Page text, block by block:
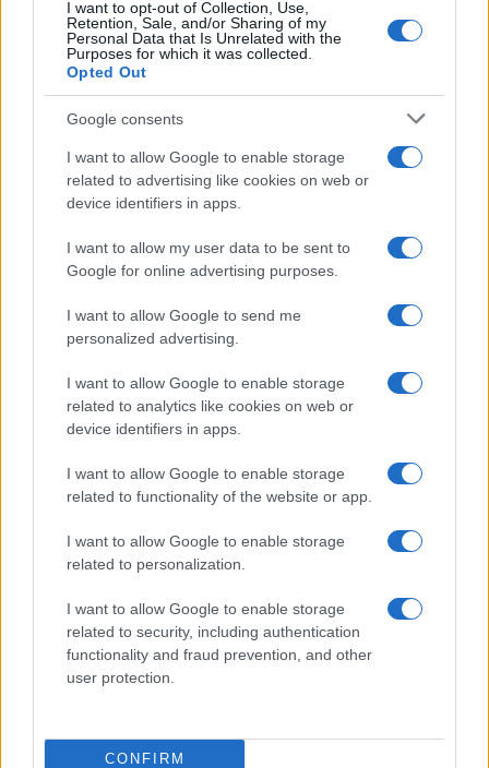
I want to opt-out of Collection, Use,
Retention, Sale, and/or Sharing of my
Personal Data that Is Unrelated with the
Purposes for which it was collected.
Opted Out
Google consents
I want to allow Google to enable storage
related to advertising like cookies on web or
device identifiers in apps.
I want to allow my user data to be sent to
Google for online advertising purposes.
I want to allow Google to send me
personalized advertising.
I want to allow Google to enable storage
related to analytics like cookies on web or
device identifiers in apps.
I want to allow Google to enable storage
related to functionality of the website or app.
I want to allow Google to enable storage
related to personalization.
I want to allow Google to enable storage
related to security, including authentication
functionality and fraud prevention, and other
user protection.
CONFIRM